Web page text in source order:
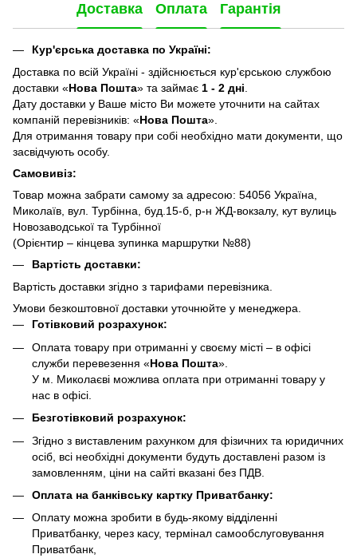
Доставка Оплата Гарантія
Кур'єрська доставка по Україні:
Доставка по всій Україні - здійснюється кур'єрською службою
доставки «Нова Пошта» та займає 1 - 2 дні
Дату доставки у Ваше місто Ви можете уточнити на сайтах
компаній перевізників: «Нова Пошта».
Для отримання товару при собі необхідно мати документи, що
засвідчують особу.
Самовивіз:
Товар можна забрати самому за адресою: 54056 Україна,
Миколаїв, вул. Турбінна, буд.15-б, р-н ЖД-вокзалу, кут вулиць
Новозаводської та Турбінної
(Орієнтир – кінцева зупинка маршрутки №88)
Вартість доставки:
Вартість доставки згідно з тарифами перевізника.
Умови безкоштовної доставки уточнюйте у менеджера.
Готівковий розрахунок:
Оплата товару при отриманні у своєму місті – в офісі
служби перевезення «Нова Пошта».
У м. Миколаєві можлива оплата при отриманні товару у
нас в офісі.
Безготівковий розрахунок:
Згідно з виставленим рахунком для фізичних та юридичних
осіб, всі необхідні документи будуть доставлені разом із
замовленням, ціни на сайті вказані без ПДВ.
Оплата на банківську картку Приватбанку:
Оплату можна зробити в будь-якому відділенні
Приватбанку, через касу, термінал самообслуговування
Приватбанк,